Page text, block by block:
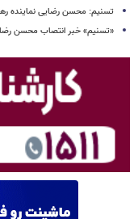
تسنیم: محسن رضایی نماینده
«تسنیم» خبر انتصاب محسن